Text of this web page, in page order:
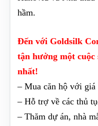
hầm.
Đến với Goldsilk
tận hưởng một
nhất!
– Mua căn hộ với
– Hỗ trợ về các thủ
– Thăm dự án, nhà